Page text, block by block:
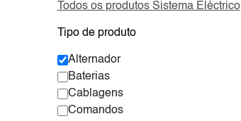
Todos os produtos Sistema Eléctrico
Tipo de produto
Alternador
Baterias
Cablagens
Comandos